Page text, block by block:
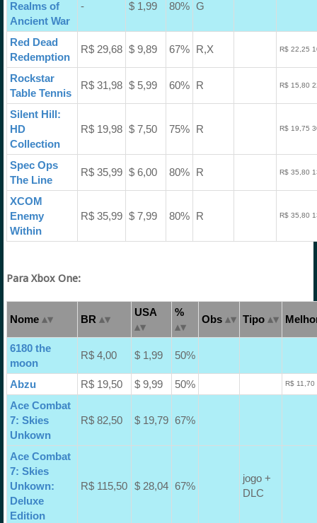
Realms of
Ancient War
- $ 1,99 80% G
Red Dead
Redemption
R$ 29,68 $ 9,89 67% R,X R$ 22,25
Rockstar
Table Tennis
R$ 31,98 $ 5,99 60% R R$ 15,80
Silent Hill:
HD
Collection
R$ 19,98 $ 7,50 75% R R$ 19,75
Spec Ops
The Line
R$ 35,99 $ 6,00 80% R R$ 35,80
XCOM
Enemy
Within
R$ 35,99 $ 7,99 80% R R$ 35,80
Para Xbox One:
Nome BR
USA %
Obs Tipo
6180 the
moon
R$ 4,00 $ 1,99 50%
Abzu R$ 19,50 $ 9,99 50% R$
Ace Combat
7: Skies
Unkown
R$ 82,50 $ 19,79 67%
Ace Combat
7: Skies
Unkown:
Deluxe
Edition
R$ 115,50 $ 28,04 67%
jogo +
DLC